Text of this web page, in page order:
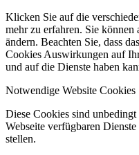
Klicken Sie auf die
mehr zu erfahren. Sie
ändern. Beachten Sie, dass
Cookies Auswirkungen auf
und auf die Dienste haben
Notwendige Website Cookies
Diese Cookies sind
Webseite verfügbaren
stellen.